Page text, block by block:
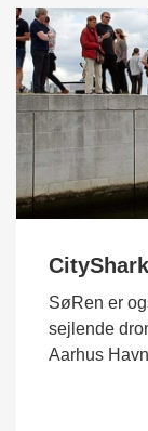
SøRen er
sejlende
Aarhus